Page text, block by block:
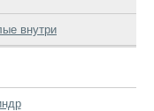
внутри